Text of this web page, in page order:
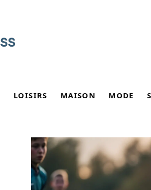
LOISIRS MAISON MODE